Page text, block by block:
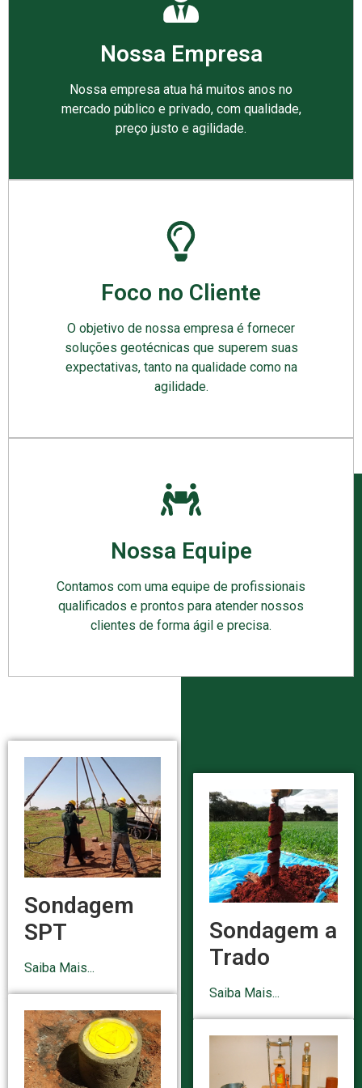
Nossa Empresa
Nossa empresa atua há muitos anos no
mercado público e privado, com qualidade,
preço justo e agilidade.
Foco no Cliente
O objetivo de nossa empresa é fornecer
soluções geotécnicas que superem suas
expectativas, tanto na qualidade como na
agilidade.
Nossa Equipe
Contamos com uma equipe de profissionais
qualificados e prontos para atender nossos
clientes de forma ágil e precisa.
Sondagem
SPT
Saiba Mais...
Sondagem a
Trado
Saiba Mais...